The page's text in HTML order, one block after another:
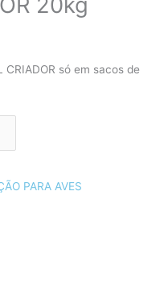
CRIADOR só em sacos de
PARA AVES